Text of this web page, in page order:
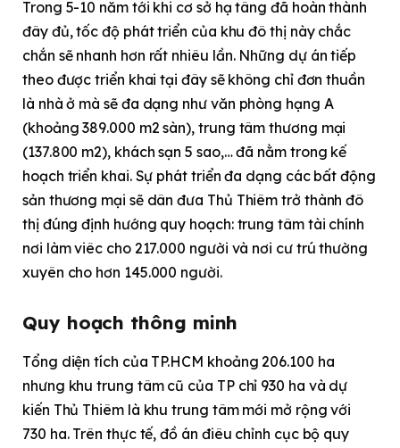
Trong 5-10 năm tới khi cơ sở hạ tâng đã hoàn thành
đây đủ, tốc độ phát triển của khu đô thị này chắc
chắn sẽ nhanh hơn rất nhiêu lần. Những dự án tiếp
theo được triển khai tại đây sẽ không chỉ đơn thuần
là nhà ở mà sẽ đa dạng như văn phòng hạng A
(khoảng 389.000 m2 sàn), trung tâm thương mại
(137.800 m2), khách sạn 5 sao,… đã nằm trong kế
hoạch triển khai. Sự phát triển đa dạng các bất động
sản thương mại sẽ dân đưa Thủ Thiêm trở thành đô
thị đúng định hướng quy hoạch: trung tâm tài chính
nơi làm viêc cho 217.000 người và nơi cư trú thường
xuyên cho hơn 145.000 người.
Quy hoạch thông minh
Tổng diện tích của TP.HCM khoảng 206.100 ha
nhưng khu trung tâm cũ của TP chỉ 930 ha và dự
kiến Thủ Thiêm là khu trung tâm mới mở rộng với
730 ha. Trên thực tế, đồ án điêu chỉnh cục bộ quy